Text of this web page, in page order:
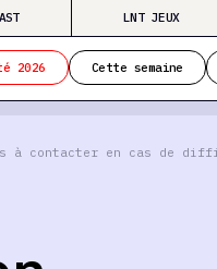
LNT JEUX
2026 Cette semaine
à contacter en cas de